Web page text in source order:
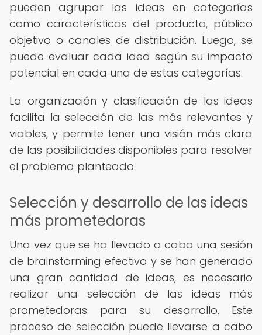
pueden agrupar las ideas en categorías
como características del producto, público
objetivo o canales de distribución. Luego, se
puede evaluar cada idea según su impacto
potencial en cada una de estas categorías.
La organización y clasificación de las ideas
facilita la selección de las más relevantes y
viables, y permite tener una visión más clara
de las posibilidades disponibles para resolver
el problema planteado.
Selección y desarrollo de las ideas
más prometedoras
Una vez que se ha llevado a cabo una sesión
de brainstorming efectivo y se han generado
una gran cantidad de ideas, es necesario
realizar una selección de las ideas más
prometedoras para su desarrollo. Este
proceso de selección puede llevarse a cabo